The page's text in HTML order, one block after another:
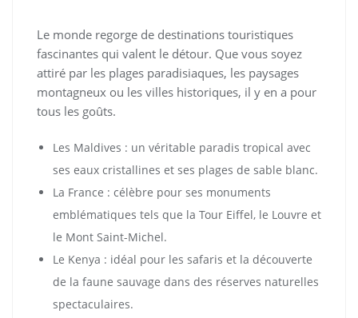
Le monde regorge de destinations touristiques
fascinantes qui valent le détour. Que vous soyez
attiré par les plages paradisiaques, les paysages
montagneux ou les villes historiques, il y en a pour
tous les goûts.
Les Maldives : un véritable paradis tropical avec
ses eaux cristallines et ses plages de sable blanc.
La France : célèbre pour ses monuments
emblématiques tels que la Tour Eiffel, le Louvre et
le Mont Saint-Michel.
Le Kenya : idéal pour les safaris et la découverte
de la faune sauvage dans des réserves naturelles
spectaculaires.